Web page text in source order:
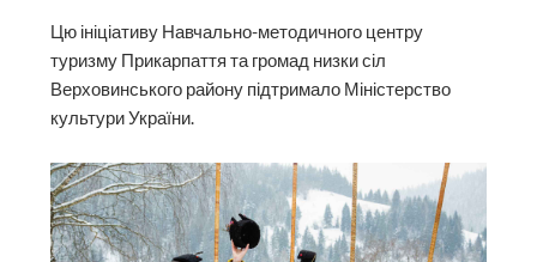
Цю ініціативу Навчально-методичного центру
туризму Прикарпаття та громад низки сіл
Верховинського району підтримало Міністерство
культури України.